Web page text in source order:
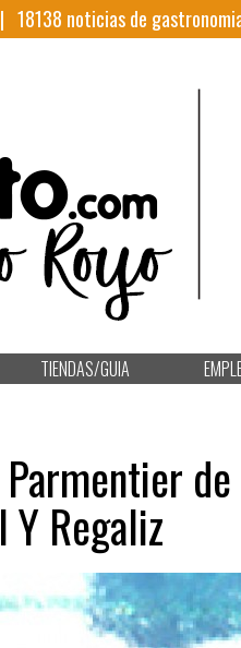
18138 noticias de
TIENDAS/GUIA
de
Regaliz